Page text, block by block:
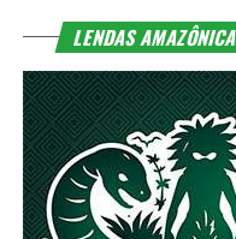
LENDAS